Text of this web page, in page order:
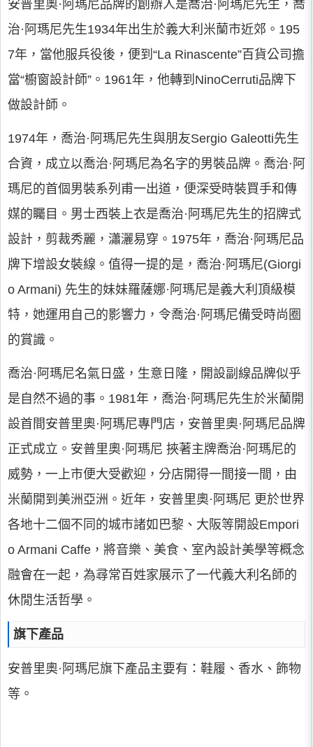
安普里奧·阿瑪尼品牌的創辦人是喬治·阿瑪尼先生，喬
治·阿瑪尼先生1934年出生於義大利米蘭市近郊。195
7年，當他服兵役後，便到“La Rinascente”百貨公司擔
當“櫥窗設計師”。1961年，他轉到NinoCerruti品牌下
做設計師。
1974年，喬治·阿瑪尼先生與朋友Sergio Galeotti先生
合資，成立以喬治·阿瑪尼為名字的男裝品牌。喬治·阿
瑪尼的首個男裝系列甫一出道，便深受時裝買手和傳
媒的矚目。男士西裝上衣是喬治·阿瑪尼先生的招牌式
設計，剪裁秀麗，瀟灑易穿。1975年，喬治·阿瑪尼品
牌下增設女裝線。值得一提的是，喬治·阿瑪尼(Giorgi
o Armani) 先生的妹妹羅薩娜·阿瑪尼是義大利頂級模
特，她運用自己的影響力，令喬治·阿瑪尼備受時尚圈
的賞識。
喬治·阿瑪尼名氣日盛，生意日隆，開設副線品牌似乎
是自然不過的事。1981年，喬治·阿瑪尼先生於米蘭開
設首間安普里奧·阿瑪尼專門店，安普里奧·阿瑪尼品牌
正式成立。安普里奧·阿瑪尼 挾著主牌喬治·阿瑪尼的
威勢，一上市便大受歡迎，分店開得一間接一間，由
米蘭開到美洲亞洲。近年，安普里奧·阿瑪尼 更於世界
各地十二個不同的城市諸如巴黎、大阪等開設Empori
o Armani Caffe，將音樂、美食、室內設計美學等概念
融會在一起，為尋常百姓家展示了一代義大利名師的
休閒生活哲學。
旗下產品
安普里奧·阿瑪尼旗下產品主要有：鞋履、香水、飾物
等。